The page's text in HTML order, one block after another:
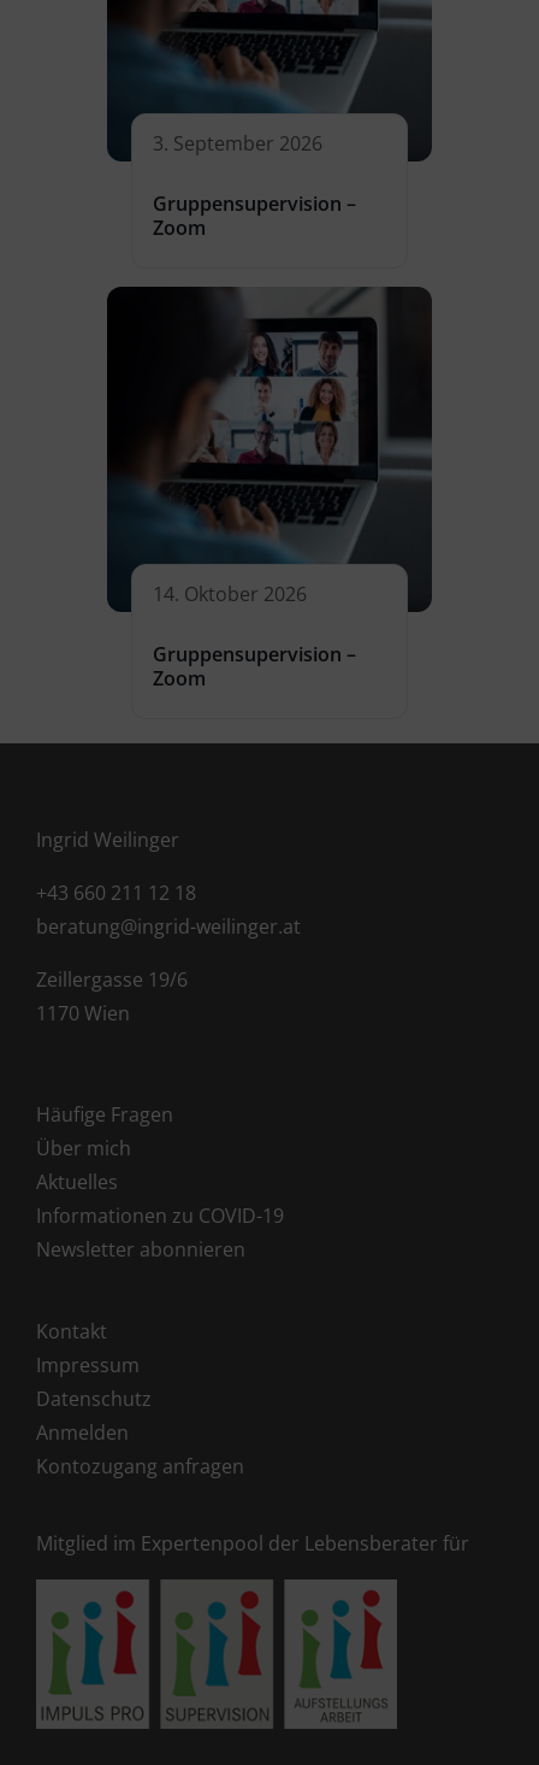
3. September 2026
Gruppensupervision –
Zoom
14. Oktober 2026
Gruppensupervision –
Zoom
Ingrid Weilinger
+43 660 211 12 18
beratung@ingrid-weilinger.at
Zeillergasse 19/6
1170 Wien
Häufige Fragen
Über mich
Aktuelles
Informationen zu COVID-19
Newsletter abonnieren
Kontakt
Impressum
Datenschutz
Anmelden
Kontozugang anfragen
Mitglied im Expertenpool der Lebensberater für